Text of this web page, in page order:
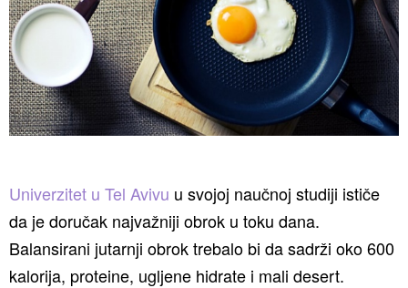
Univerzitet u Tel Avivu u svojoj naučnoj studiji ističe
da je doručak najvažniji obrok u toku dana.
Balansirani jutarnji obrok trebalo bi da sadrži oko 600
kalorija, proteine, ugljene hidrate i mali desert.